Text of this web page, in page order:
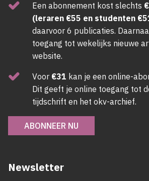
Een abonnement kost slechts
(leraren €55 en studenten
daarvoor 6 publicaties.
toegang tot wekelijks nieuwe
website.
Voor €31 kan je een online-
Dit geeft je online toegang tot
tijdschrift en het okv-archief.
ABONNEER NU
Newsletter